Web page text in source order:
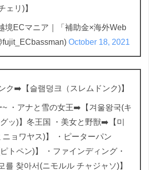
ェリ)】
境ECマニア｜「補助金×海外Web
October 18, 2021
ク➡️【슬램덩크（スレムドンク)】
~ ・アナと雪の女王➡️【겨울왕국(キ
ッ)】冬王国 ・美女と野獣➡️【미
ニョワヤス)】 ・ピーターパン
トペン)】 ・ファインディング・
를 찾아서(ニモルル チャジャソ)】